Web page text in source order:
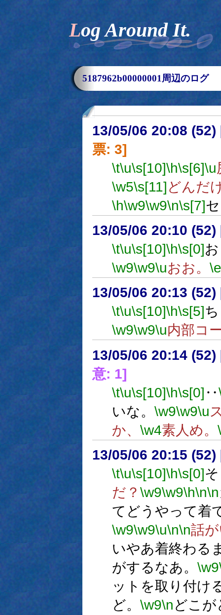
Log Around It.
5187962b00000001周辺のログ
13/05/06 20:08 (52)
票: 3]
\t\u\s[10]\h\s[6]\u
\w5\s[11]どんだ
\h\w9\w9\n\s[7]
13/05/06 20:10 (52)
\t\u\s[10]\h\s[0]
\w9\w9\uおお。 \e
13/05/06 20:13 (52)
\t\u\s[10]\h\s[5]
\w9\w9\u内部コ
13/05/06 20:14 (52)
意: 1]
\t\u\s[10]\h\s[0] ‥
いな。 \w9\w9\u
か、 \w4素人め。
13/05/06 20:15 (52)
\t\u\s[10]\h\s[0]
だ？ \w9\w9\h\n\n
てどうやって着
\w9\w9\u\n\n話
いやあ着終わる
がするなあ。 \w9
ットを取り付け
ど。 \w9\nどこ